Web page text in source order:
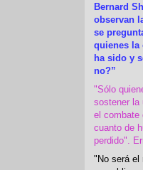
Bernard
observan
se
quienes la
ha sido y
no?”
"Sólo
sostener la
el combate
cuanto de
perdido".
"No será el